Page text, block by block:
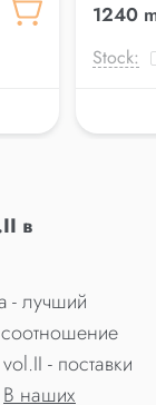
1240
Stock:
в
- лучший
- поставки
В наших